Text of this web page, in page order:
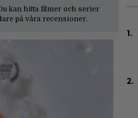
kan hitta filmer och serier
på våra recensioner.